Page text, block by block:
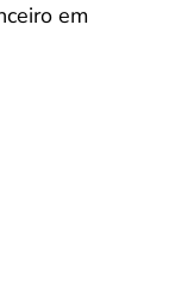
em